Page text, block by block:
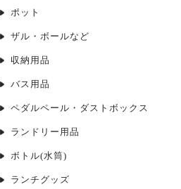
ポット
ザル・ボールなど
収納用品
バス用品
ペダルペール・ダストボックス
ランドリー用品
ボトル(水筒)
ランチグッズ